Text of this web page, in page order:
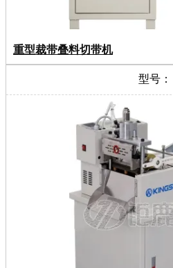
重型裁带叠料切带机
型号：